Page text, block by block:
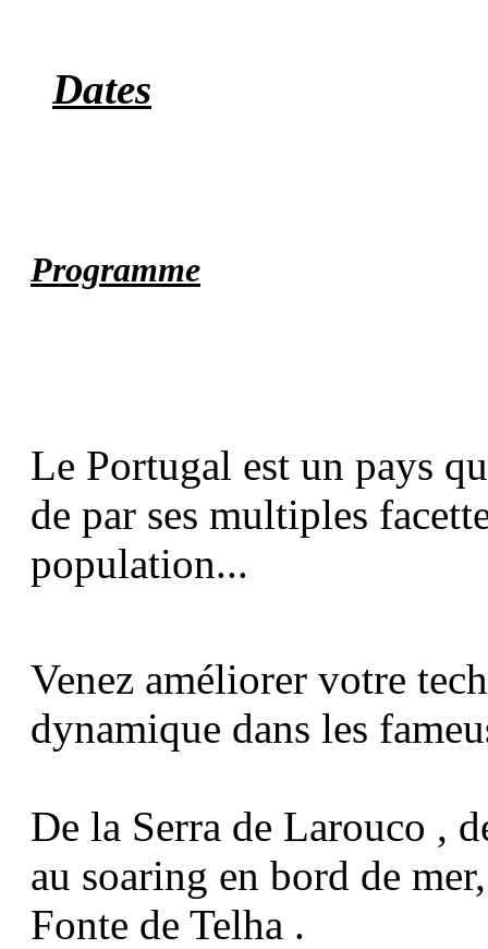
Dates
Programme
Le Portugal est un pays
de par ses multiples
population...
Venez améliorer votre
dynamique dans les
De la Serra de Larouco ,
au soaring en bord de
Fonte de Telha .